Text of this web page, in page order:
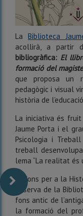
LaBiblioteca
acollirà, a partir
bibliogràfica: El
formació del
que proposa un
pedagògic i visual
història de
La iniciativa és
Jaume Porta i el
Psicologia i
treball
lema “La realitat és
El Fons per a la
Reserva de la
fons antic de
la formació del